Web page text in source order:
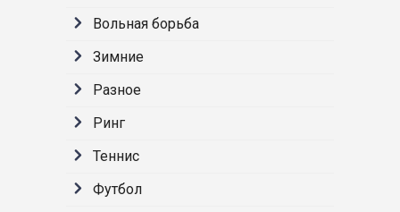
Вольная борьба
Зимние
Разное
Ринг
Теннис
Футбол